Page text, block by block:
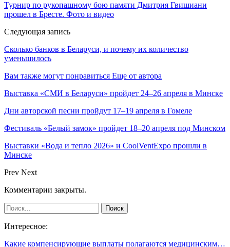
Турнир по рукопашному бою памяти Дмитрия Гвишиани
прошел в Бресте. Фото и видео
Следующая запись
Сколько банков в Беларуси, и почему их количество
уменьшилось
Вам также могут понравиться Еще от автора
Выставка «СМИ в Беларуси» пройдет 24–26 апреля в Минске
Дни авторской песни пройдут 17–19 апреля в Гомеле
Фестиваль «Белый замок» пройдет 18–20 апреля под Минском
Выставки «Вода и тепло 2026» и CoolVentExpo прошли в
Минске
Prev Next
Комментарии закрыты.
Интересное:
Какие компенсирующие выплаты полагаются медицинским…